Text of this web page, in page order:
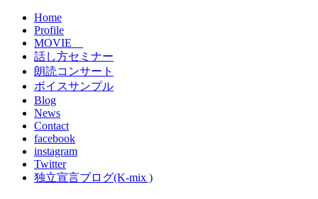
Home
Profile
MOVIE
話し方セミナー
朗読コンサート
ボイスサンプル
Blog
News
Contact
facebook
instagram
Twitter
独立宣言ブログ(K-mix )